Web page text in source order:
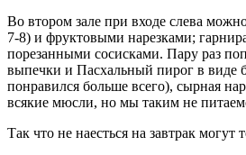
Во втором зале при входе слева
7-8) и фруктовыми нарезками;
порезанными сосисками. Пару раз
выпечки и Пасхальный пирог в виде
понравился больше всего), сырная
всякие мюсли, но мы таким не
Так что не наесться на завтрак